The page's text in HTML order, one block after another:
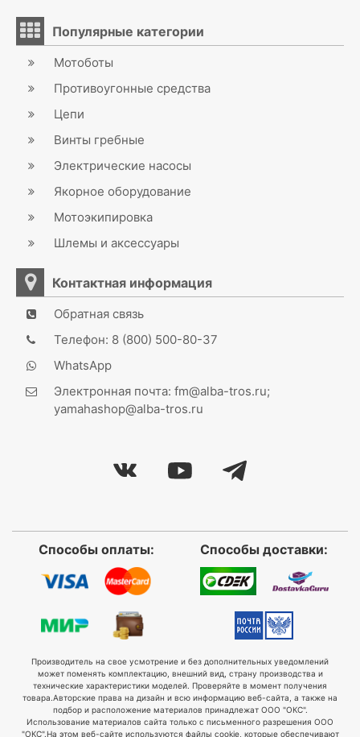
Популярные категории
Мотоботы
Противоугонные средства
Цепи
Винты гребные
Электрические насосы
Якорное оборудование
Мотоэкипировка
Шлемы и аксессуары
Контактная информация
Обратная связь
Телефон: 8 (800) 500-80-37
WhatsApp
Электронная почта: fm@alba-tros.ru;
yamahashop@alba-tros.ru
Способы оплаты: Способы доставки:
Производитель на свое усмотрение и без дополнительных уведомлений
может поменять комплектацию, внешний вид, страну производства и
технические характеристики моделей. Проверяйте в момент получения
товара. Авторские права на дизайн и всю информацию веб-сайта, а также на
подбор и расположение материалов принадлежат ООО "ОКС".
Использование материалов сайта только с письменного разрешения ООО
"ОКС".На этом веб-сайте используются файлы cookie, которые обеспечивают